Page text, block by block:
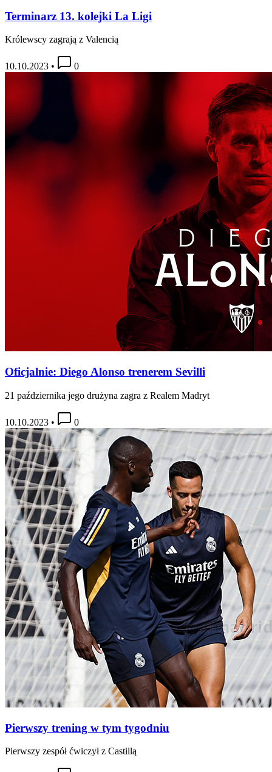
Terminarz 13. kolejki La Ligi
Królewscy zagrają z Valencią
10.10.2023 • 0
Oficjalnie: Diego Alonso trenerem Sevilli
21 października jego drużyna zagra z Realem Madryt
10.10.2023 • 0
Pierwszy trening w tym tygodniu
Pierwszy zespół ćwiczył z Castillą